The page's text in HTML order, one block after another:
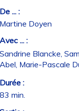
... :
Doyen
... :
Blancke,
Marie-Pascale
:
min.